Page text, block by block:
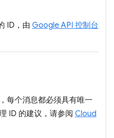
ID，由 Google API 控制台
每个消息都必须具有唯一
ID 的建议，请参阅 Cloud